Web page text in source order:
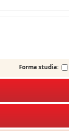
Forma studia: